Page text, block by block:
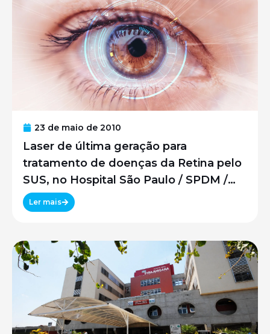
23 de maio de 2010
Laser de última geração para
tratamento de doenças da Retina pelo
SUS, no Hospital São Paulo / SPDM /
UNIFESP
Ler mais